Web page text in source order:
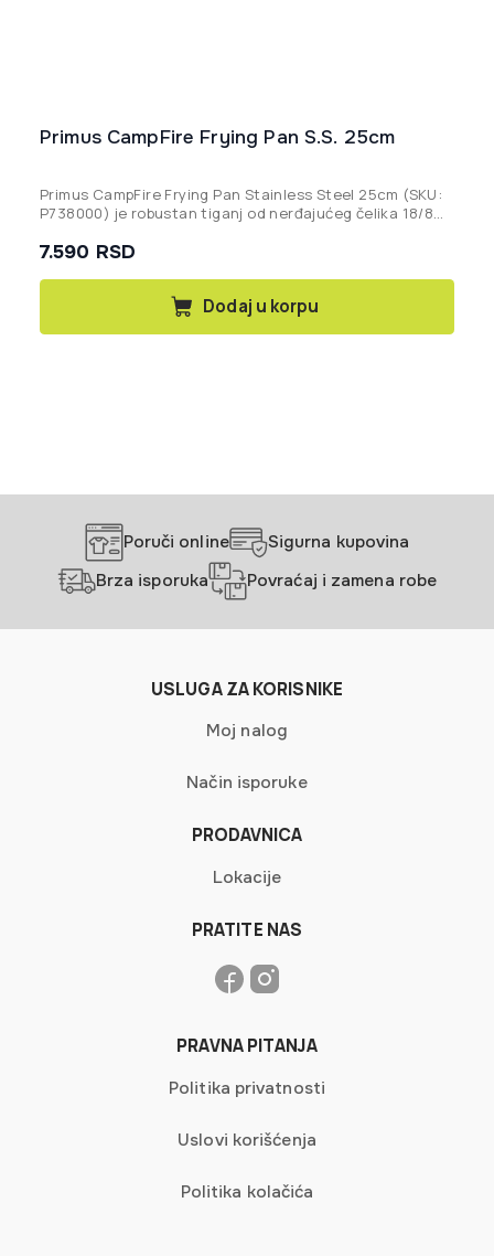
Primus CampFire Frying Pan S.S. 25cm
7.590 RSD
Primus CampFire Frying Pan Stainless Steel 25cm (SKU:
P738000) je robustan tiganj od nerđajućeg čelika 18/8
toplote, opremljen sklopivom ručkom i namenskom
rešou.
Dodaj u korpu
Poruči online
Sigurna kupovina
Brza isporuka
Povraćaj i zamena robe
USLUGA ZA KORISNIKE
Moj nalog
Način isporuke
PRODAVNICA
Lokacije
PRATITE NAS
PRAVNA PITANJA
Politika privatnosti
Uslovi korišćenja
Politika kolačića